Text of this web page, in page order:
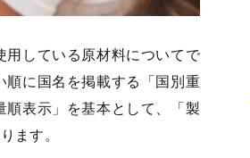
用している原材料についてで
順に国名を掲載する「国別重
表示」を基本として、「製
ます。